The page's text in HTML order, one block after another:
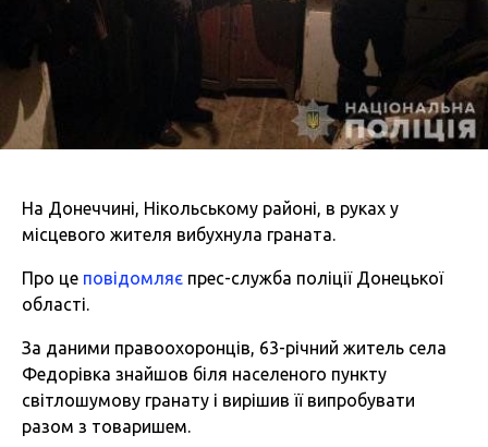
На Донеччині, Нікольському районі, в руках у
місцевого жителя вибухнула граната.
Про це повідомляє прес-служба поліції Донецької
області.
За даними правоохоронців, 63-річний житель села
Федорівка знайшов біля населеного пункту
світлошумову гранату і вирішив її випробувати
разом з товаришем.